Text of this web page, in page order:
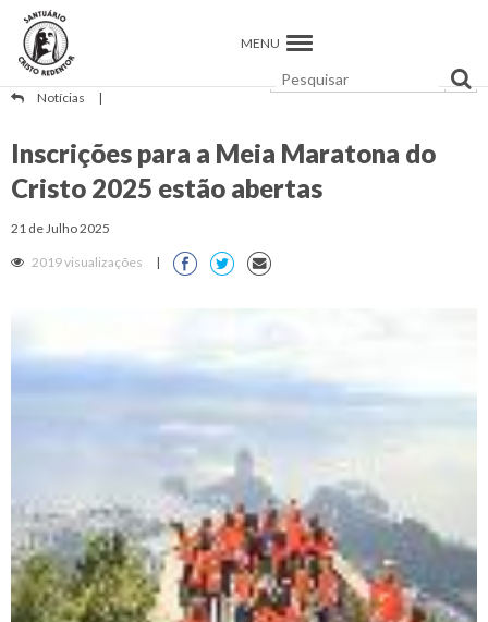
MENU
Notícias |
Inscrições para a Meia Maratona do
Cristo 2025 estão abertas
21 de Julho 2025
2019 visualizações |